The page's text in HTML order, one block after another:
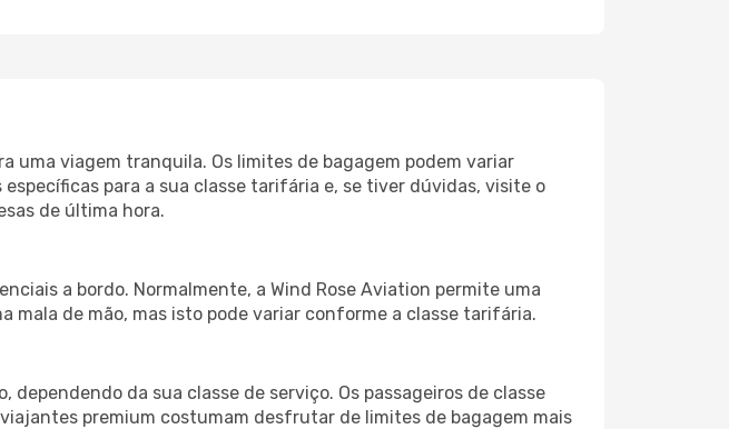
uma viagem tranquila. Os limites de bagagem podem variar
para a sua classe tarifária e, se tiver dúvidas, visite o
de última hora.
a bordo. Normalmente, a Wind Rose Aviation permite uma
mala de mão, mas isto pode variar conforme a classe tarifária.
da sua classe de serviço. Os passageiros de classe
premium costumam desfrutar de limites de bagagem mais